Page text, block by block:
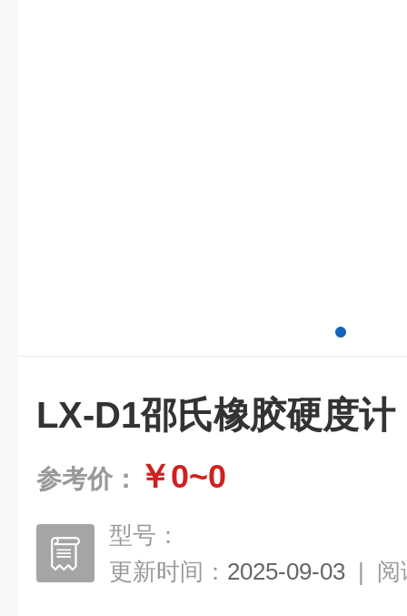
LX-D1邵氏橡胶硬度计
参考价： ￥0~0
型号：
更新时间： 2025-09-03 | 阅